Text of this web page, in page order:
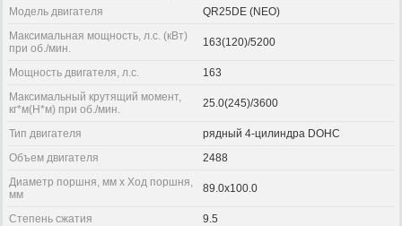
Модель двигателя
QR25DE (NEO)
Максимальная мощность, л.с. (кВт)
при об./мин.
163(120)/5200
Мощность двигателя, л.с.
163
Максимальный крутящий момент,
кг*м(Н*м) при об./мин.
25.0(245)/3600
Тип двигателя
рядный 4-цилиндра DOHC
Объем двигателя
2488
Диаметр поршня, мм x Ход поршня,
мм
89.0x100.0
Степень сжатия
9.5